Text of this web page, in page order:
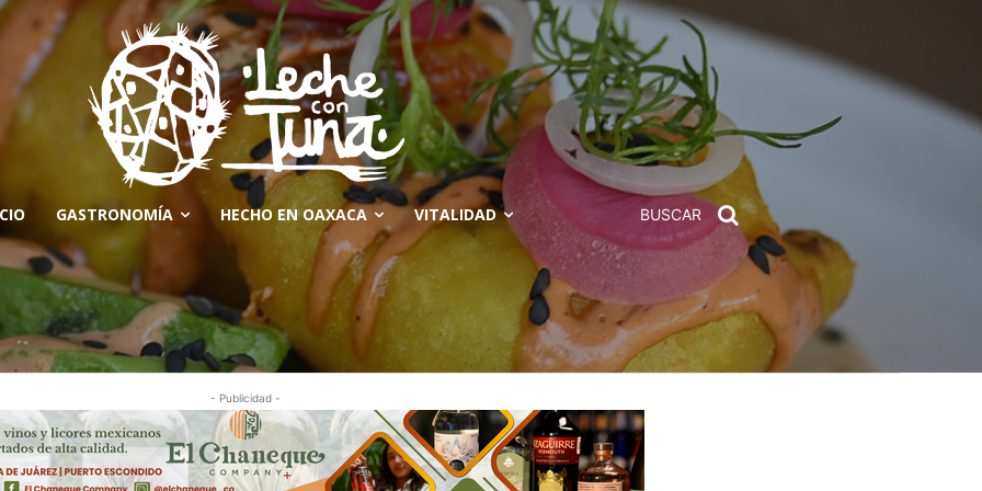
GASTRONOMÍA HECHO EN OAXACA VITALIDAD BUSCAR
- Publicidad -